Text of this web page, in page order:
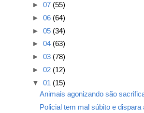
► 07 (55)
► 06 (64)
► 05 (34)
► 04 (63)
► 03 (78)
► 02 (12)
▼ 01 (15)
Animais agonizando são
Policial tem mal súbito e dispara